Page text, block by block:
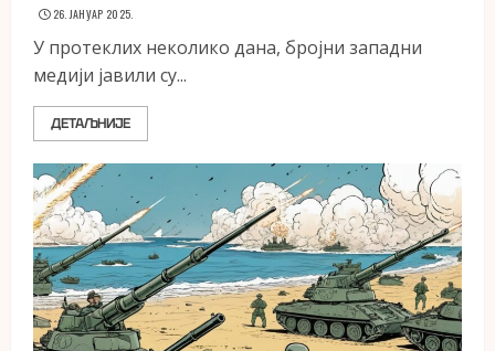
26. ЈАНУАР 2025.
У протеклих неколико дана, бројни западни
медији јавили су...
ДЕТАЉНИЈЕ